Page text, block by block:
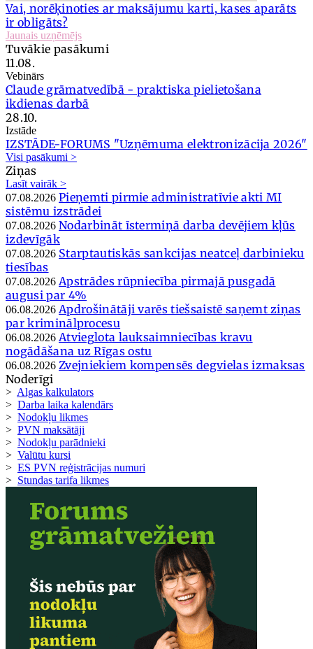
Vai, norēķinoties ar maksājumu karti, kases aparāts
ir obligāts?
Jaunais uzņēmējs
Tuvākie pasākumi
11.08.
Vebinārs
Claude grāmatvedībā - praktiska pielietošana
ikdienas darbā
28.10.
Izstāde
IZSTĀDE-FORUMS "Uzņēmuma elektronizācija 2026"
Visi pasākumi >
Ziņas
Lasīt vairāk >
07.08.2026 Pieņemti pirmie administratīvie akti MI
sistēmu izstrādei
07.08.2026 Nodarbināt īstermiņā darba devējiem kļūs
izdevīgāk
07.08.2026 Starptautiskās sankcijas neatceļ darbinieku
tiesības
07.08.2026 Apstrādes rūpniecība pirmajā pusgadā
augusi par 4%
06.08.2026 Apdrošinātāji varēs tiešsaistē saņemt ziņas
par kriminālprocesu
06.08.2026 Atvieglota lauksaimniecības kravu
nogādāšana uz Rīgas ostu
06.08.2026 Zvejniekiem kompensēs degvielas izmaksas
Noderīgi
> Algas kalkulators
> Darba laika kalendārs
> Nodokļu likmes
> PVN maksātāji
> Nodokļu parādnieki
> Valūtu kursi
> ES PVN reģistrācijas numuri
> Stundas tarifa likmes